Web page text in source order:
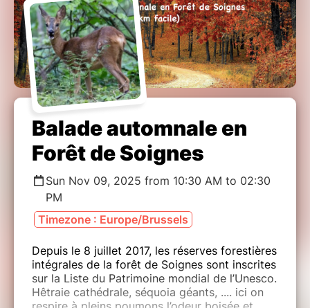
Balade automnale en
Forêt de Soignes
Sun Nov 09, 2025 from 10:30 AM to 02:30
PM
Timezone : Europe/Brussels
Depuis le 8 juillet 2017, les réserves forestières
intégrales de la forêt de Soignes sont inscrites
sur la Liste du Patrimoine mondial de l’Unesco.
Hêtraie cathédrale, séquoia géants, .... ici on